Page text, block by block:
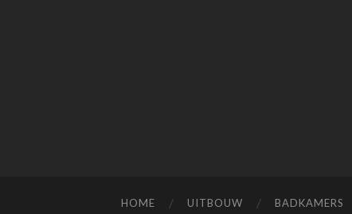
HOME UITBOUW BADKAMERS